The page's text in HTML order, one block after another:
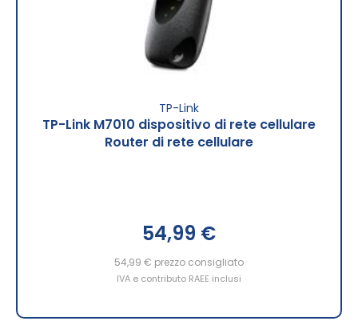
TP-Link
TP-Link M7010 dispositivo di rete cellulare
Router di rete cellulare
54,99 €
54,99 € prezzo consigliato
IVA e contributo RAEE inclusi